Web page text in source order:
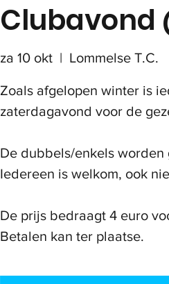
Clubavond
za 10 okt
  |
Lommelse T.C.
Zoals afgelopen winter is
zaterdagavond voor de
De dubbels/enkels
Iedereen is welkom, ook
De prijs bedraagt 4 euro
Betalen kan ter plaatse.